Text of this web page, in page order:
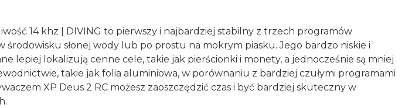
14 khz | DIVING to pierwszy i najbardziej stabilny z trzech programów
środowisku słonej wody lub po prostu na mokrym piasku. Jego bardzo niskie i
lepiej lokalizują cenne cele, takie jak pierścionki i monety, a jednocześnie są mniej
takie jak folia aluminiowa, w porównaniu z bardziej czułymi programami
XP Deus 2 RC możesz zaoszczędzić czas i być bardziej skuteczny w